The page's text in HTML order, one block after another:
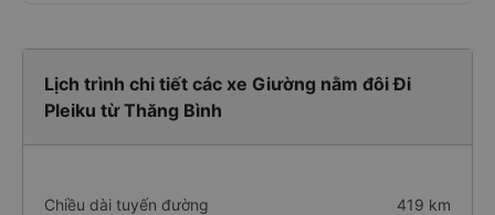
Lịch trình chi tiết các xe Giường nằm đôi Đi
Pleiku từ Thăng Bình
Chiều dài tuyến đường 419 km